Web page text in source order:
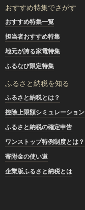
おすすめ特集でさがす
おすすめ特集一覧
担当者おすすめ特集
地元が誇る家電特集
ふるなび限定特集
ふるさと納税を知る
ふるさと納税とは？
控除上限額シミュレーション
ふるさと納税の確定申告
ワンストップ特例制度とは？
寄附金の使い道
企業版ふるさと納税とは